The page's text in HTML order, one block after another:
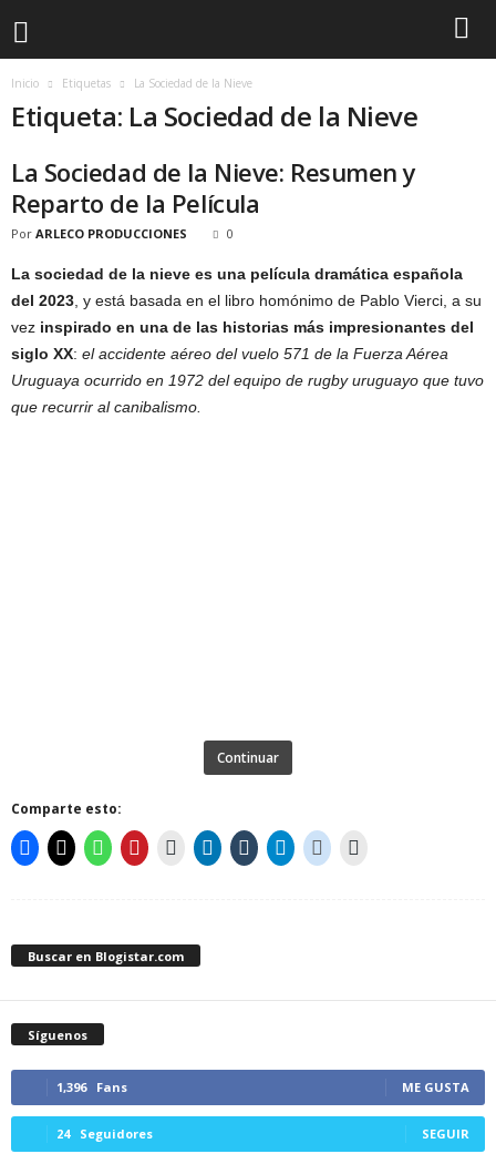
Inicio Etiquetas La Sociedad de la Nieve
Etiqueta: La Sociedad de la Nieve
La Sociedad de la Nieve: Resumen y
Reparto de la Película
Por ARLECO PRODUCCIONES 0
La sociedad de la nieve es una película dramática española
del 2023 , y está basada en el libro homónimo de Pablo Vierci, a su
vez inspirado en una de las historias más impresionantes del
siglo XX: el accidente aéreo del vuelo 571 de la Fuerza Aérea
Uruguaya ocurrido en 1972 del equipo de rugby uruguayo que tuvo
que recurrir al canibalismo.
Continuar
Comparte esto:
Buscar en Blogistar.com
Síguenos
1,396 Fans ME GUSTA
24 Seguidores SEGUIR